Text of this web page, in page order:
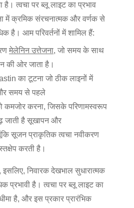
है। त्वचा पर ब्लू लाइट का प्रभाव
में क्रमिक संरचनात्मक और वर्णक से
है। आम परिवर्तनों में शामिल हैं:
मेलेनिन उत्तेजना, जो समय के साथ
की ओर जाता है।
का टूटना जो ठीक लाइनों में
समय से पहले
कमजोर करना, जिसके परिणामस्वरूप
जाती है सूखापनऔर
सूजन प्राकृतिक त्वचा नवीकरण
करती है।
इसलिए, निवारक देखभाल सुधारात्मक
प्रभावी है। त्वचा पर ब्लू लाइट का
है, और इस प्रकार प्रारंभिक